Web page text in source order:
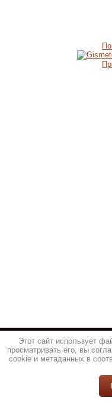
Этот сайт использует
просматривать его, вы
cookie и метаданных в